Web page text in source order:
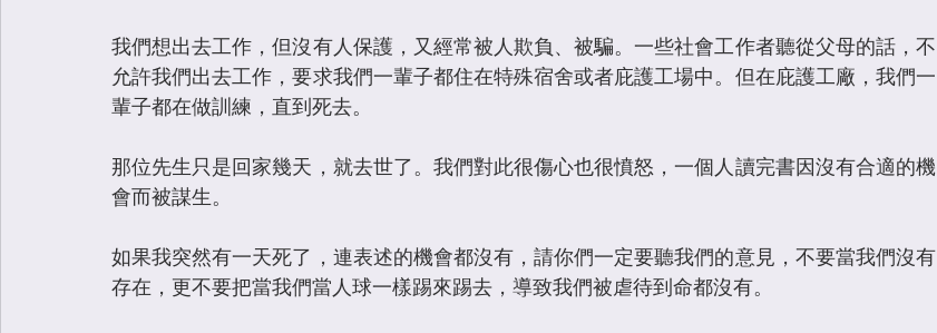
我們想出去工作，但沒有人保護，又經常被人欺負、被騙。一些社會工作者聽從父母的話，不
允許我們出去工作，要求我們一輩子都住在特殊宿舍或者庇護工場中。但在庇護工廠，我們一
輩子都在做訓練，直到死去。
那位先生只是回家幾天，就去世了。我們對此很傷心也很憤怒，一個人讀完書因沒有合適的機
會而被謀生。
如果我突然有一天死了，連表述的機會都沒有，請你們一定要聽我們的意見，不要當我們沒有
存在，更不要把當我們當人球一樣踢來踢去，導致我們被虐待到命都沒有。